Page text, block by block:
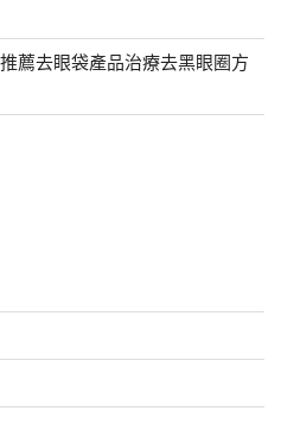
薦去眼袋產品治療去黑眼圈方